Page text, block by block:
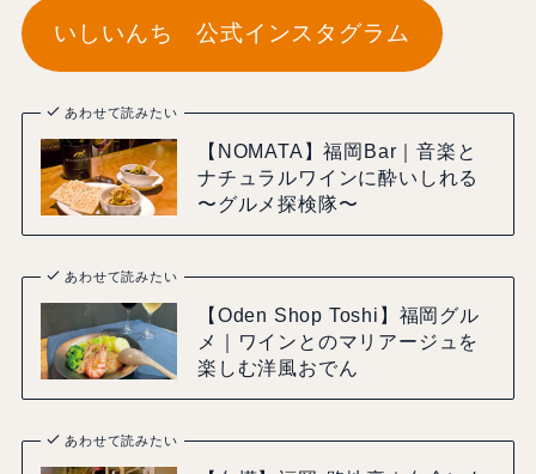
いしいんち 公式インスタグラム
あわせて読みたい
【NOMATA】福岡Bar｜音楽と
ナチュラルワインに酔いしれる
〜グルメ探検隊〜
あわせて読みたい
【Oden Shop Toshi】福岡グル
メ｜ワインとのマリアージュを
楽しむ洋風おでん
あわせて読みたい